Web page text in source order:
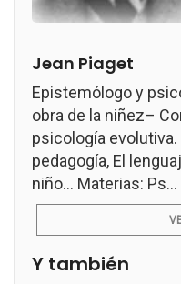
Jean Piaget
Epistemólogo y
obra de la niñez–
psicología
pedagogía, El
niño... Materias: Ps...
Y también